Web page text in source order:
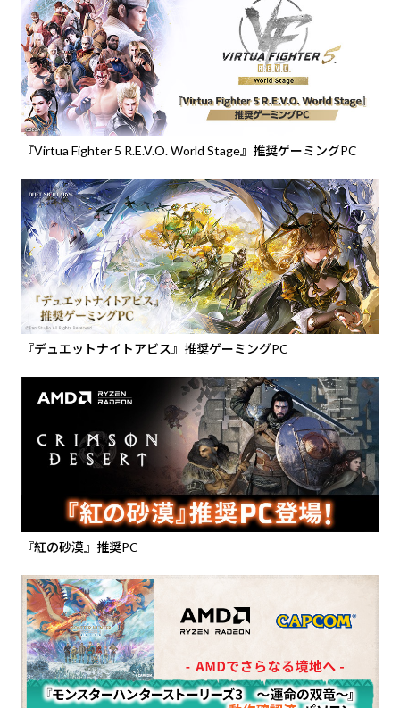
『Virtua Fighter 5 R.E.V.O. World Stage』推奨ゲーミングPC
『デュエットナイトアビス』推奨ゲーミングPC
『紅の砂漠』推奨PC